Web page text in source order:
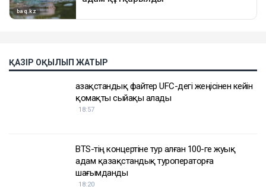
ҚАЗІР ОҚЫЛЫП ЖАТЫР
Қазақстандық файтер UFC-дегі жеңісінен кейін
қомақты сыйақы алады
18:57
BTS-тің концертіне тур алған 100-ге жуық
адам қазақстандық туроператорға
шағымданды
18:20